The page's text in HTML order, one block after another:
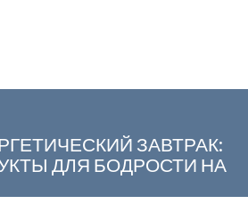
ЗАВТРАК:
ДЛЯ БОДРОСТИ НА